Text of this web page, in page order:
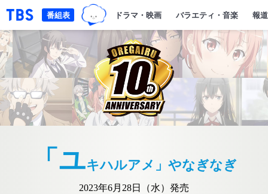
「TBSテレビ｜ときめくときを。」トップページ
TBSグループキャラクター『ワクテ
ドラマ・映画 バラエティ・音楽 報
番組表
「ユキハルアメ」やなぎなぎ
2023年6月28日（水）発売